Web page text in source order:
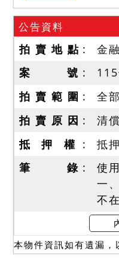
公告資料
拍 賣 地 點
金
案 號
拍 賣 範 圍
全部
拍 賣 原 因
清
抵 押 權
抵
筆 錄
使
一
不
本
務
響
本物件資訊如有遺漏，